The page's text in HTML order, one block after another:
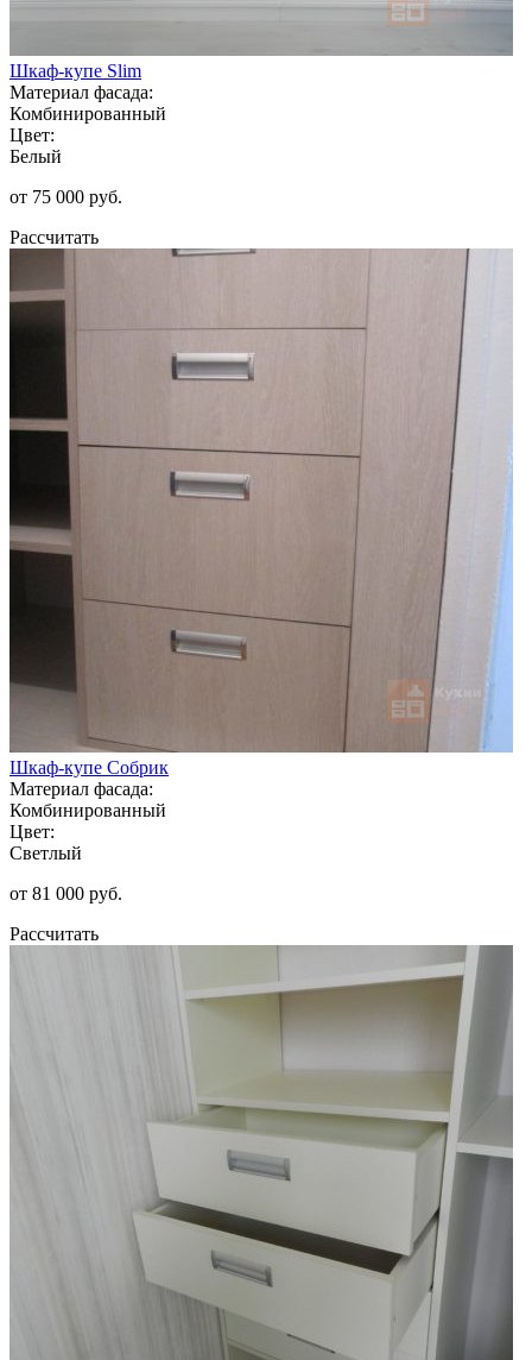
Шкаф-купе Slim
Материал фасада:
Комбинированный
Цвет:
Белый
от 75 000 руб.
Рассчитать
Шкаф-купе Собрик
Материал фасада:
Комбинированный
Цвет:
Светлый
от 81 000 руб.
Рассчитать